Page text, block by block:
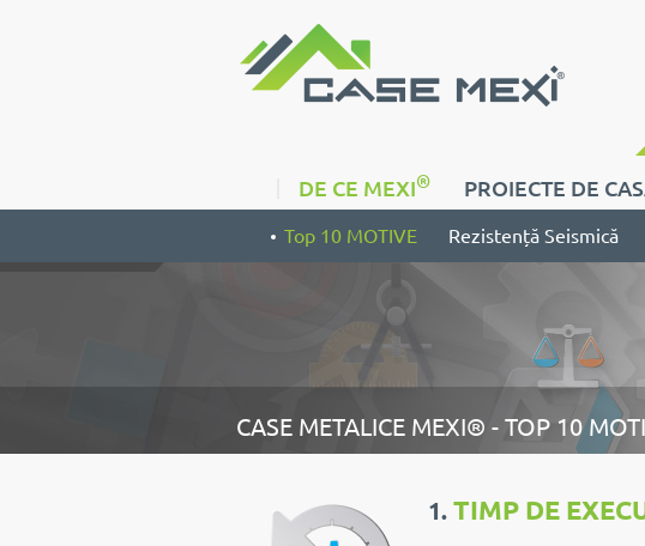
DE CE MEXI® PROIECTE DE
Top 10 MOTIVE Rezistență Seismică
CASE METALICE MEXI® - TOP 10
1.TIMP DE